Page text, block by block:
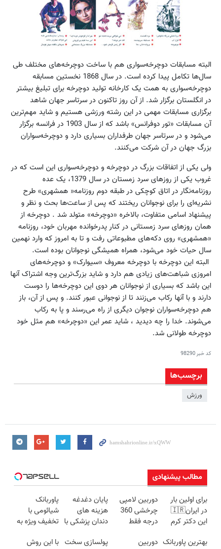
البته مسابقات دوچرخه‌سواری هم با ساخت دوچرخه‌های مختلف طی
سال‌ها تکامل پیدا کرده است. در سال 1868 نخستین مسابقه
دوچرخه‌سواری به همت یک کارخانه تولید دوچرخه برای تبلیغ بیشتر
در انگلستان برگزار شد. از آن روز تاکنون در سرتاسر جهان شاهد
برگزاری مسابقات مهمی در این رشته ورزشی هستیم و شاید مهم‌ترین
آن مسابقات «تور دوفرانس» باشد که از سال 1903 در فرانسه برگزار
می‌شود و در سرتاسر جهان طرفداران بسیاری دارد و دوچرخه‌سواران
بزرگ جهان در آن شرکت می‌کنند.
ولی یکی از اتفاقات بزرگ در دوچرخه و دوچرخه‌سواری این است که در
غروب یکی از روزهای سرد زمستان در سال 1379، یک عده
روزنامه‌نگار در اتاق کوچکی در طبقه دوم روزنامه« همشهری» طرح
نشریه‌ای را برای نوجوانان ریختند که پس از ساعت‌ها بحث و نظر و
پیشنهاد اسامی متفاوت، بالاخره «دوچرخه» متولد شد . دوچرخه از
همان روزهای سرد زمستانی در کنار پدرخوانده مهربان خود، روزنامه
«همشهری» روی دکه‌های مطبوعاتی رفت و تا به امروز که وارد نهمین
سال حیات خود می‌شود، همراه همیشگی نوجوانان بوده است.
البته این دوچرخه با دوچرخه معروف «سیوارک» و دوچرخه‌های
امروزی شباهت‌های زیادی هم دارد و شاید بزرگ‌ترین وجه اشتراک آنها
این باشد که بسیاری از نوجوانان هر دوی این دوچرخه‌ها را دوست
دارند و با آنها رکاب می‌زنند تا از نوجوانی عبور کنند. و پس از آن، باز
هم دوچرخه‌سواران نوجوان دیگری از راه می‌رسند و پا به رکاب
می‌شوند. خدا را چه دیدید ، شاید عمر این «دوچرخه» هم مثل خود
دوچرخه طولانی شد.
کد خبر98290
برچسب‌ها
ورزش
مطالب پیشنهادی
برای اولین بار
در ایران🇮🇷
این دکتر کرم
روزه ساخت!
دوربین لامپی
چرخشی 360
درجه فقط
🔥 پرداخت
پایان دغدغه
هزینه های
دندان پزشکی با
کننده خانگی
پاوربانک
شیائومی با
تخفیف ویژه به
بهترین پاوربانک دوربین
پولسازی سخت با این روش